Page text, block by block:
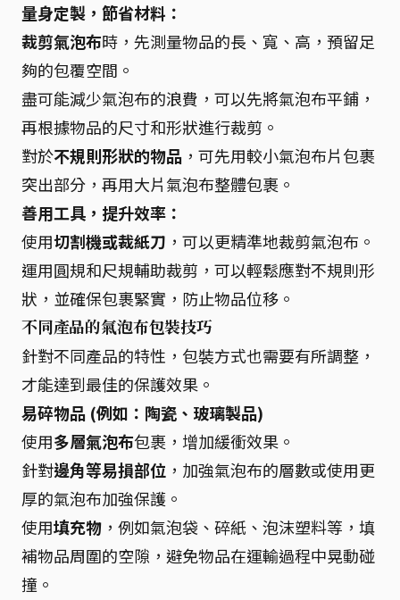
量身定製，節省材料：
裁剪氣泡布時，先測量物品的長、寬、高，預留足
夠的包覆空間。
盡可能減少氣泡布的浪費，可以先將氣泡布平鋪，
再根據物品的尺寸和形狀進行裁剪。
對於不規則形狀的物品 ，可先用較小氣泡布片包裹
突出部分，再用大片氣泡布整體包裹。
善用工具，提升效率：
使用切割機或裁紙刀 ，可以更精準地裁剪氣泡布。
運用圓規和尺規輔助裁剪，可以輕鬆應對不規則形
狀，並確保包裹緊實，防止物品位移。
不同產品的氣泡布包裝技巧
針對不同產品的特性，包裝方式也需要有所調整，
才能達到最佳的保護效果。
易碎物品 (例如：陶瓷、玻璃製品)
使用多層氣泡布包裹，增加緩衝效果。
針對邊角等易損部位 ，加強氣泡布的層數或使用更
厚的氣泡布加強保護。
使用填充物 ，例如氣泡袋、碎紙、泡沫塑料等，填
補物品周圍的空隙，避免物品在運輸過程中晃動碰
撞。